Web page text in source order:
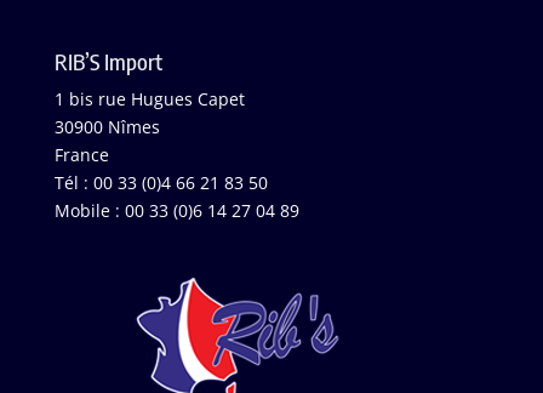
RIB’S Import
1 bis rue Hugues Capet
30900 Nîmes
France
Tél : 00 33 (0)4 66 21 83 50
Mobile : 00 33 (0)6 14 27 04 89